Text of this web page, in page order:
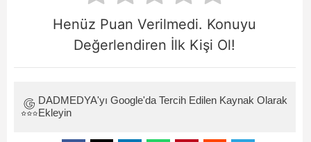
Henüz Puan Verilmedi. Konuyu
Değerlendiren İlk Kişi Ol!
DADMEDYA'yı Google'da Tercih Edilen Kaynak Olarak
Ekleyin